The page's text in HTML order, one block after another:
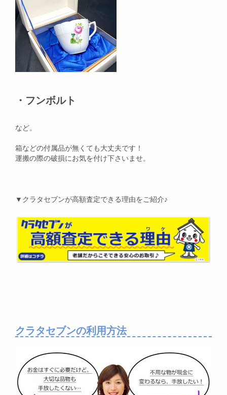
・フンボルト
など。
箱などの付属品が無くても大丈夫です！
運搬の際の破損にお気を付け下さいませ。
▼クラタセブンが高額査定できる理由をご紹介♪
クラタセブンの利用方法